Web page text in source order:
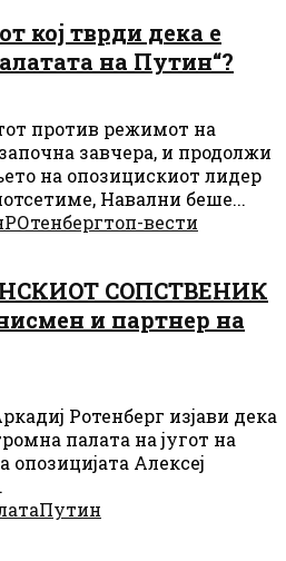
кој тврди дека е
на Путин“?
против режимот на
завчера, и продолжи
на опозицискиот лидер
Навални беше...
РОтенбергтоп-вести
СОПСТВЕНИК
и партнер на
Ротенберг изјави дека
палата на југот на
опозицијата Алексеј
Путин